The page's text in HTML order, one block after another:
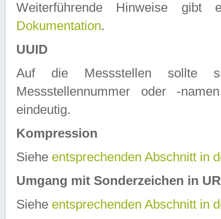
Weiterführende Hinweise
Dokumentation.
UUID
Auf die Messstellen sollte
Messstellennummer oder -
eindeutig.
Kompression
Siehe entsprechenden Abschnitt in
Umgang mit Sonderzeichen in
Siehe entsprechenden Abschnitt in